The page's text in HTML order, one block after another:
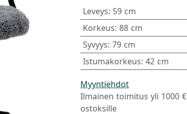
Leveys: 59 cm
Korkeus: 88 cm
Syvyys: 79 cm
Istumakorkeus: 42 cm
Myyntiehdot
Ilmainen toimitus yli 1000 €
ostoksille